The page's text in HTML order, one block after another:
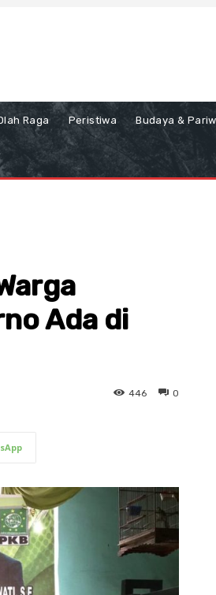
Raga Peristiwa Budaya &
Ada di
0
446